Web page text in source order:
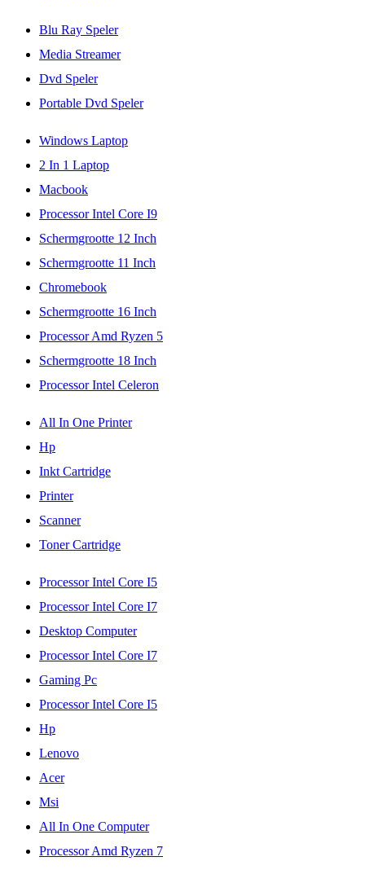
Blu Ray Speler
Media Streamer
Dvd Speler
Portable Dvd Speler
Windows Laptop
2 In 1 Laptop
Macbook
Processor Intel Core I9
Schermgrootte 12 Inch
Schermgrootte 11 Inch
Chromebook
Schermgrootte 16 Inch
Processor Amd Ryzen 5
Schermgrootte 18 Inch
Processor Intel Celeron
All In One Printer
Hp
Inkt Cartridge
Printer
Scanner
Toner Cartridge
Processor Intel Core I5
Processor Intel Core I7
Desktop Computer
Processor Intel Core I7
Gaming Pc
Processor Intel Core I5
Hp
Lenovo
Acer
Msi
All In One Computer
Processor Amd Ryzen 7